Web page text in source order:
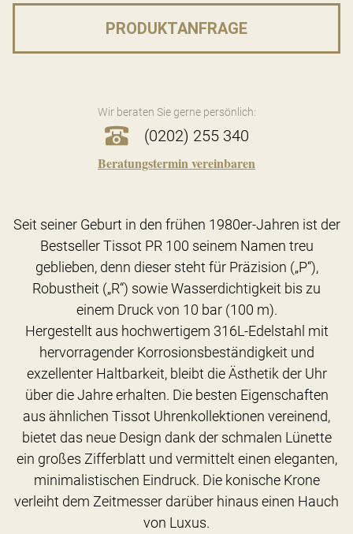
PRODUKTANFRAGE
Wir beraten Sie gerne persönlich:
(0202) 255 340
Beratungstermin vereinbaren
Seit seiner Geburt in den frühen 1980er-Jahren ist der
Bestseller Tissot PR 100 seinem Namen treu
geblieben, denn dieser steht für Präzision („P“),
Robustheit („R“) sowie Wasserdichtigkeit bis zu
einem Druck von 10 bar (100 m).
Hergestellt aus hochwertigem 316L-Edelstahl mit
hervorragender Korrosionsbeständigkeit und
exzellenter Haltbarkeit, bleibt die Ästhetik der Uhr
über die Jahre erhalten. Die besten Eigenschaften
aus ähnlichen Tissot Uhrenkollektionen vereinend,
bietet das neue Design dank der schmalen Lünette
ein großes Zifferblatt und vermittelt einen eleganten,
minimalistischen Eindruck. Die konische Krone
verleiht dem Zeitmesser darüber hinaus einen Hauch
von Luxus.